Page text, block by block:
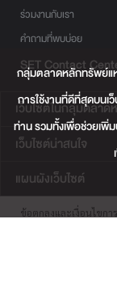
ร่วมงานกับเรา
คำถามที่พบบ่อย
SET Contact
เว็บไซต์ในกลุ่มตลา
เว็บไซต์น่าสนใจ
แผนผังเว็บไซต์
ข้อตกลงและเงื่อนไขกา
กลุ่มตลาดหลักทรัพย์แ
การใช้งานที่ดีที่สุดบน
ท่าน รวมทั้งเพื่อช่วยเพิ่